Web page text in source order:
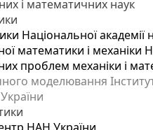
і математичних наук
Національної академії
математики і механіки
проблем механіки і
моделювання